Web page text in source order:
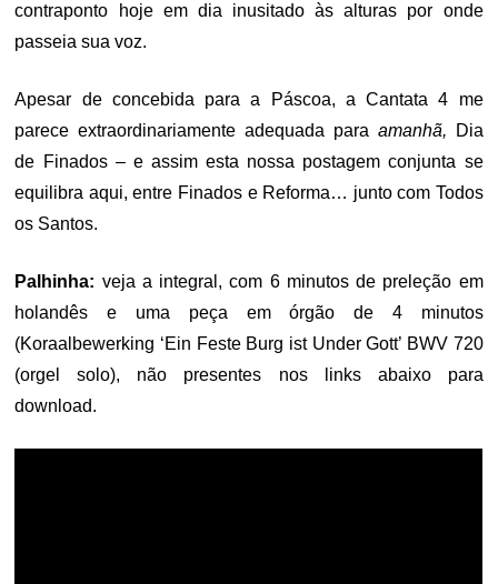
contraponto hoje em dia inusitado às alturas por onde
passeia sua voz.
Apesar de concebida para a Páscoa, a Cantata 4 me
parece extraordinariamente adequada para amanhã, Dia
de Finados – e assim esta nossa postagem conjunta se
equilibra aqui, entre Finados e Reforma… junto com Todos
os Santos.
Palhinha: veja a integral, com 6 minutos de preleção em
holandês e uma peça em órgão de 4 minutos
(Koraalbewerking ‘Ein Feste Burg ist Under Gott’ BWV 720
(orgel solo), não presentes nos links abaixo para
download.